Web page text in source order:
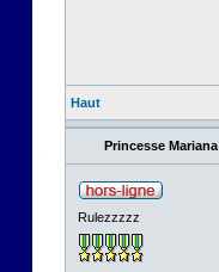
Haut
Princesse Mariana
Rulezzzzz